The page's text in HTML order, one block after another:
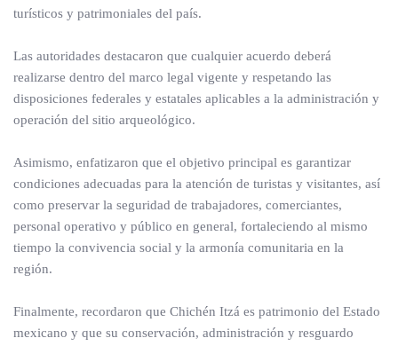
turísticos y patrimoniales del país.
Las autoridades destacaron que cualquier acuerdo deberá
realizarse dentro del marco legal vigente y respetando las
disposiciones federales y estatales aplicables a la administración y
operación del sitio arqueológico.
Asimismo, enfatizaron que el objetivo principal es garantizar
condiciones adecuadas para la atención de turistas y visitantes, así
como preservar la seguridad de trabajadores, comerciantes,
personal operativo y público en general, fortaleciendo al mismo
tiempo la convivencia social y la armonía comunitaria en la
región.
Finalmente, recordaron que Chichén Itzá es patrimonio del Estado
mexicano y que su conservación, administración y resguardo